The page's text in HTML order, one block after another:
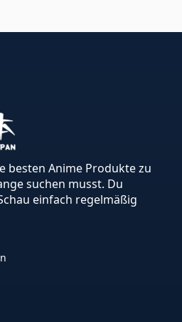
besten Anime Produkte zu
suchen musst. Du
einfach regelmäßig